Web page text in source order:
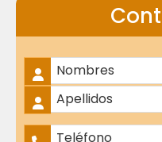
Nombre Completo *
Nombres
Apellidos
Teléfono *